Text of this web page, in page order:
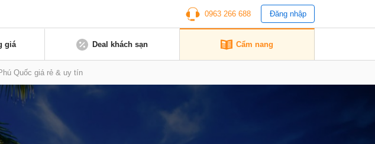
0963 266 688 Đăng nhập
giá Deal khách sạn Cẩm nang
Quốc giá rẻ & uy tín